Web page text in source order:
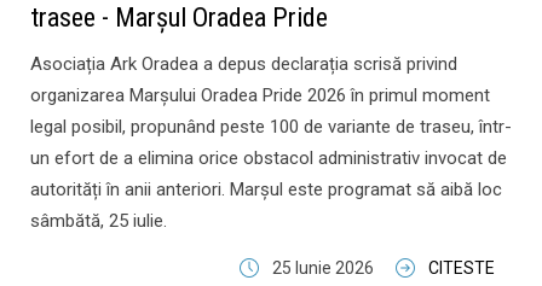
trasee - Marșul Oradea Pride
Asociația Ark Oradea a depus declarația scrisă privind
organizarea Marșului Oradea Pride 2026 în primul moment
legal posibil, propunând peste 100 de variante de traseu, într-
un efort de a elimina orice obstacol administrativ invocat de
autorități în anii anteriori. Marșul este programat să aibă loc
sâmbătă, 25 iulie.
25 Iunie 2026 CITESTE